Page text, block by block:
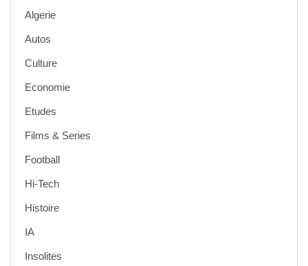
Algerie
Autos
Culture
Economie
Etudes
Films & Series
Football
Hi-Tech
Histoire
IA
Insolites